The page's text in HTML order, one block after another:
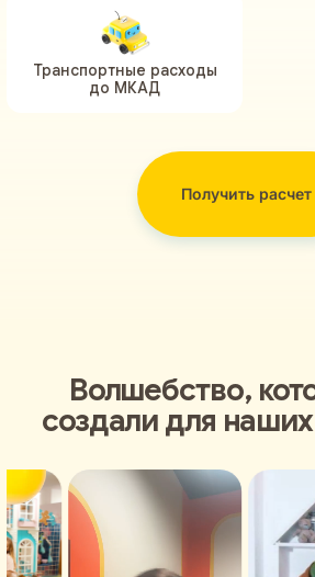
Транспортные расходы
до МКАД
Получить расчет
Волшебство,
создали для